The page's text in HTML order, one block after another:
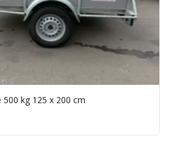
500 kg 125 x 200 cm